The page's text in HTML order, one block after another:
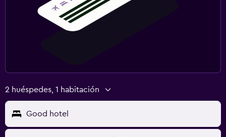
2 huéspedes, 1 habitación
Good hotel